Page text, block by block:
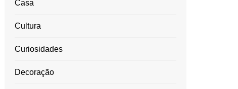
Casa
Cultura
Curiosidades
Decoração